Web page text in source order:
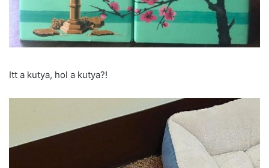
Itt a kutya, hol a kutya?!